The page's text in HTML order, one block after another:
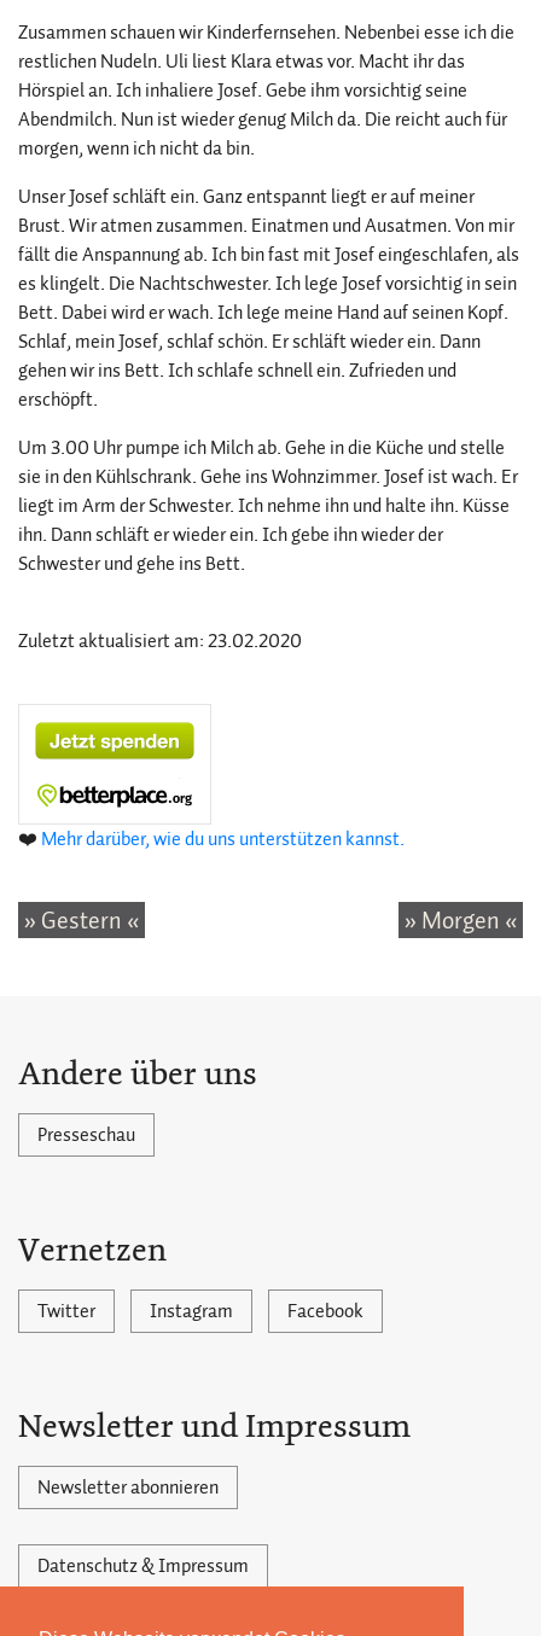
Zusammen schauen wir Kinderfernsehen. Nebenbei esse ich die
restlichen Nudeln. Uli liest Klara etwas vor. Macht ihr das
Hörspiel an. Ich inhaliere Josef. Gebe ihm vorsichtig seine
Abendmilch. Nun ist wieder genug Milch da. Die reicht auch für
morgen, wenn ich nicht da bin.
Unser Josef schläft ein. Ganz entspannt liegt er auf meiner
Brust. Wir atmen zusammen. Einatmen und Ausatmen. Von mir
fällt die Anspannung ab. Ich bin fast mit Josef eingeschlafen, als
es klingelt. Die Nachtschwester. Ich lege Josef vorsichtig in sein
Bett. Dabei wird er wach. Ich lege meine Hand auf seinen Kopf.
Schlaf, mein Josef, schlaf schön. Er schläft wieder ein. Dann
gehen wir ins Bett. Ich schlafe schnell ein. Zufrieden und
erschöpft.
Um 3.00 Uhr pumpe ich Milch ab. Gehe in die Küche und stelle
sie in den Kühlschrank. Gehe ins Wohnzimmer. Josef ist wach. Er
liegt im Arm der Schwester. Ich nehme ihn und halte ihn. Küsse
ihn. Dann schläft er wieder ein. Ich gebe ihn wieder der
Schwester und gehe ins Bett.
Zuletzt aktualisiert am: 23.02.2020
❤️ Mehr darüber, wie du uns unterstützen kannst.
» Gestern « » Morgen «
Andere über uns
Presseschau
Vernetzen
Twitter Instagram Facebook
Newsletter und Impressum
Newsletter abonnieren
Datenschutz & Impressum